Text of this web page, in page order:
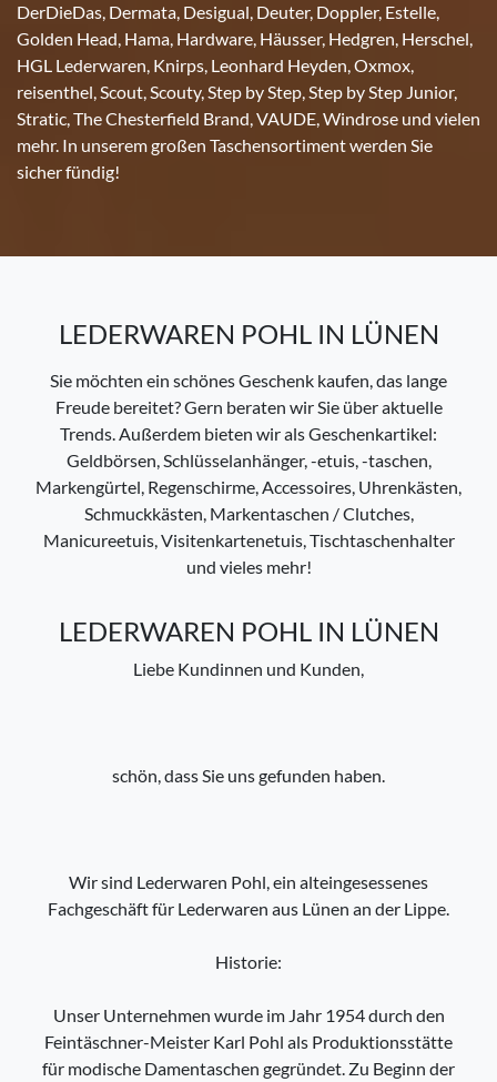
DerDieDas, Dermata, Desigual, Deuter, Doppler, Estelle,
Golden Head, Hama, Hardware, Häusser, Hedgren, Herschel,
HGL Lederwaren, Knirps, Leonhard Heyden, Oxmox,
reisenthel, Scout, Scouty, Step by Step, Step by Step Junior,
Stratic, The Chesterfield Brand, VAUDE, Windrose und vielen
mehr. In unserem großen Taschensortiment werden Sie
sicher fündig!
LEDERWAREN POHL IN LÜNEN
Sie möchten ein schönes Geschenk kaufen, das lange
Freude bereitet? Gern beraten wir Sie über aktuelle
Trends. Außerdem bieten wir als Geschenkartikel:
Geldbörsen, Schlüsselanhänger, -etuis, -taschen,
Markengürtel, Regenschirme, Accessoires, Uhrenkästen,
Schmuckkästen, Markentaschen / Clutches,
Manicureetuis, Visitenkartenetuis, Tischtaschenhalter
und vieles mehr!
LEDERWAREN POHL IN LÜNEN
Liebe Kundinnen und Kunden,
schön, dass Sie uns gefunden haben.
Wir sind Lederwaren Pohl, ein alteingesessenes
Fachgeschäft für Lederwaren aus Lünen an der Lippe.
Historie:
Unser Unternehmen wurde im Jahr 1954 durch den
Feintäschner-Meister Karl Pohl als Produktionsstätte
für modische Damentaschen gegründet. Zu Beginn der